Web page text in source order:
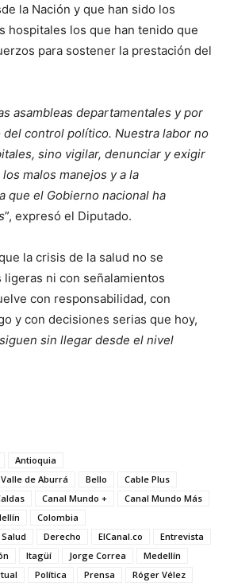
la Nación y que han sido los
hospitales los que han tenido que
para sostener la prestación del
asambleas departamentales y por
control político. Nuestra labor no
sino vigilar, denunciar y exigir
malos manejos y a la
que el Gobierno nacional ha
”, expresó el Diputado.
la crisis de la salud no se
ni con señalamientos
con responsabilidad, con
y con decisiones serias que hoy,
sin llegar desde el nivel
Antioquia
de Aburrá
Bello
Cable Plus
Canal Mundo +
Canal Mundo Más
Colombia
Derecho ElCanal.co
Entrevista
Itagüí Jorge Correa
Medellín
Política Prensa Róger Vélez